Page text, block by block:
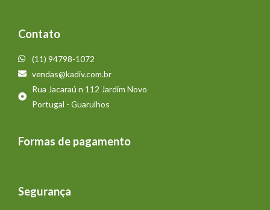
Contato
(11) 94798-1072
vendas@kadiv.com.br
Rua Jacaraú n 112 Jardim Novo
Portugal - Guarulhos
Formas de pagamento
Segurança